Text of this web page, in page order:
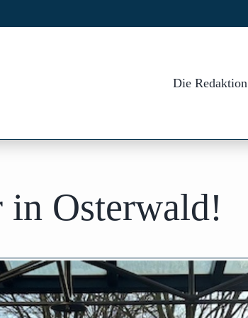
Die Redaktion
in Osterwald!